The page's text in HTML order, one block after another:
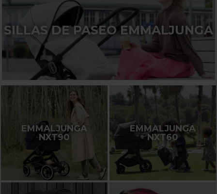
SILLAS DE PASEO EMMALJUNGA
EMMALJUNGA
NXT90
EMMALJUNGA
NXT60